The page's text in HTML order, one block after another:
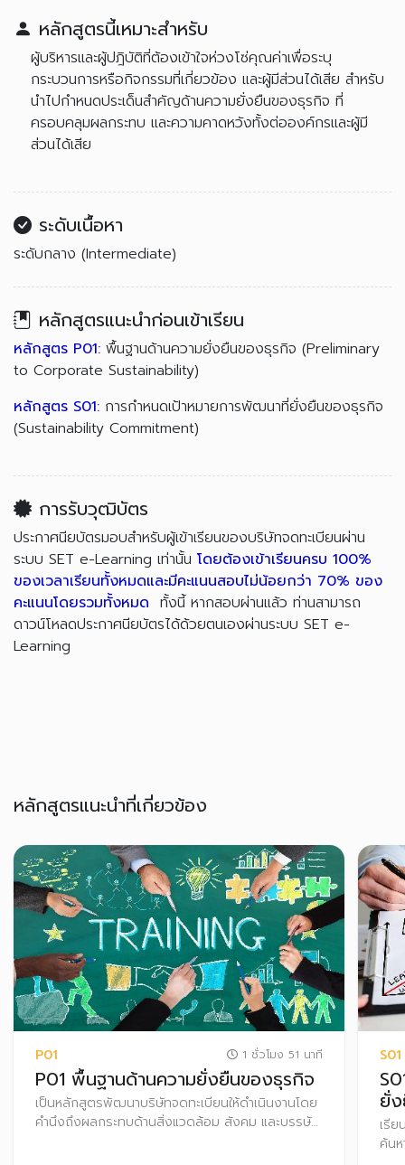
หลักสูตรนี้เหมาะสำหรับ
ผู้บริหารและผู้ปฎิบัติที่ต้องเข้าใจห่วงโซ่คุณค่าเพื่อระบุ
กระบวนการหรือกิจกรรมที่เกี่ยวข้อง และผู้มีส่วนได้เสีย สำหรับ
นำไปกำหนดประเด็นสำคัญด้านความยั่งยืนของธุรกิจ ที่
ครอบคลุมผลกระทบ และความคาดหวังทั้งต่อองค์กรและผู้มี
ส่วนได้เสีย
ระดับเนื้อหา
ระดับกลาง (Intermediate)
หลักสูตรแนะนำก่อนเข้าเรียน
หลักสูตร P01: พื้นฐานด้านความยั่งยืนของธุรกิจ (Preliminary
to Corporate Sustainability)
หลักสูตร S01: การกำหนดเป้าหมายการพัฒนาที่ยั่งยืนของธุรกิจ
(Sustainability Commitment)
การรับวุฒิบัตร
ประกาศนียบัตรมอบสำหรับผู้เข้าเรียนของบริษัทจดทะเบียนผ่าน
ระบบ SET e-Learning เท่านั้น โดยต้องเข้าเรียนครบ 100%
ของเวลาเรียนทั้งหมดและมีคะแนนสอบไม่น้อยกว่า 70% ของ
คะแนนโดยรวมทั้งหมด ทั้งนี้ หากสอบผ่านแล้ว ท่านสามารถ
ดาวน์โหลดประกาศนียบัตรได้ด้วยตนเองผ่านระบบ SET e-
Learning
หลักสูตรแนะนำที่เกี่ยวข้อง
P01 1 ชั่วโมง 51 นาที
P01 พื้นฐานด้านความยั่งยืนของธุรกิจ
เป็นหลักสูตรพัฒนาบริษัทจดทะเบียนให้ดำเนินงานโดย
คำนึงถึงผลกระทบด้านสิ่งแวดล้อม สังคม และบรรษัท
S01
ยั่
เรี
ค้น